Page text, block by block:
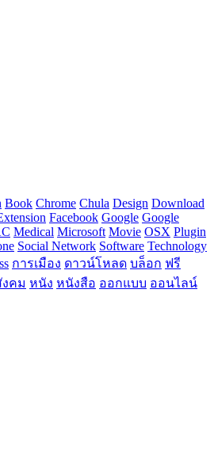
Book Chrome Chula Design Download
Facebook Google Google
Medical Microsoft Movie OSX Plugin
Social Network Software Technology
การเมือง ดาวน์โหลด บล็อก ฟรี
งคม หนัง หนังสือ ออกแบบ ออนไลน์